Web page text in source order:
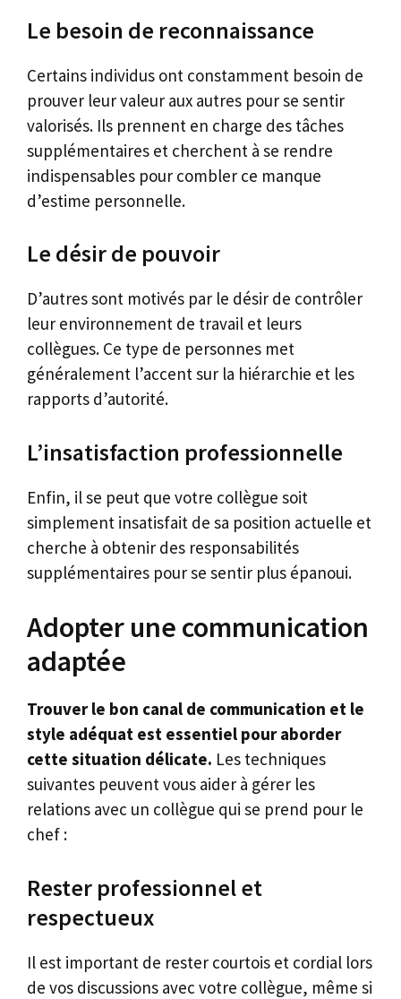
Le besoin de reconnaissance
Certains individus ont constamment besoin de
prouver leur valeur aux autres pour se sentir
valorisés. Ils prennent en charge des tâches
supplémentaires et cherchent à se rendre
indispensables pour combler ce manque
d’estime personnelle.
Le désir de pouvoir
D’autres sont motivés par le désir de contrôler
leur environnement de travail et leurs
collègues. Ce type de personnes met
généralement l’accent sur la hiérarchie et les
rapports d’autorité.
L’insatisfaction professionnelle
Enfin, il se peut que votre collègue soit
simplement insatisfait de sa position actuelle et
cherche à obtenir des responsabilités
supplémentaires pour se sentir plus épanoui.
Adopter une communication
adaptée
Trouver le bon canal de communication et le
style adéquat est essentiel pour aborder
cette situation délicate. Les techniques
suivantes peuvent vous aider à gérer les
relations avec un collègue qui se prend pour le
chef :
Rester professionnel et
respectueux
Il est important de rester courtois et cordial lors
de vos discussions avec votre collègue, même si